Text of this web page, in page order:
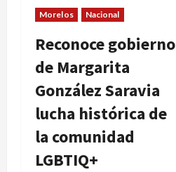
Morelos Nacional
Reconoce gobierno
de Margarita
González Saravia
lucha histórica de
la comunidad
LGBTIQ+